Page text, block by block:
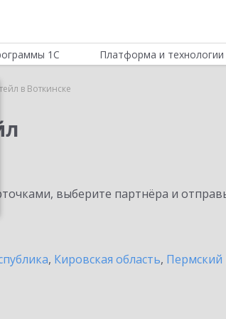
1С Платформа и технологии
в Воткинске
выберите партнёра и
, Кировская область, Пермский